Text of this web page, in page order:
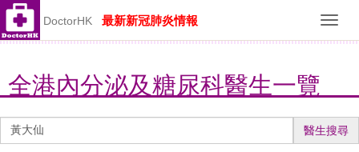
DoctorHK 最新新冠肺炎情報
全港內分泌及糖尿科醫生一覽
生
醫生搜尋